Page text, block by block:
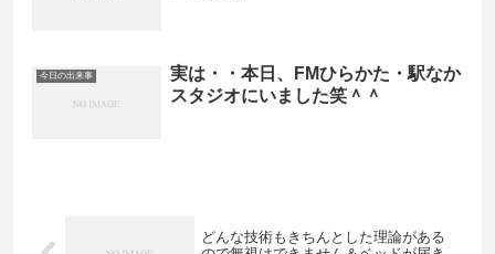
今日の出来事
実は・・本日、FMひらかた・駅なか
スタジオにいました笑＾＾
どんな技術もきちんとした理論がある